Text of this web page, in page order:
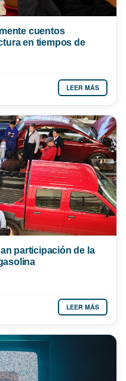
cuentos
en tiempos de
LEER MÁS
participación de la
LEER MÁS